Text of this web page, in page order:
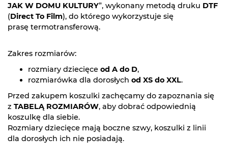
JAK W DOMU KULTURY”, wykonany metodą druku DTF
(Direct To Film), do którego wykorzystuje się
prasę termotransferową.
Zakres rozmiarów:
rozmiary dziecięce od A do D,
rozmiarówka dla dorosłych od XS do XXL.
Przed zakupem koszulki zachęcamy do zapoznania się
z TABELĄ ROZMIARÓW, aby dobrać odpowiednią
koszulkę dla siebie.
Rozmiary dziecięce mają boczne szwy, koszulki z linii
dla dorosłych ich nie posiadają.